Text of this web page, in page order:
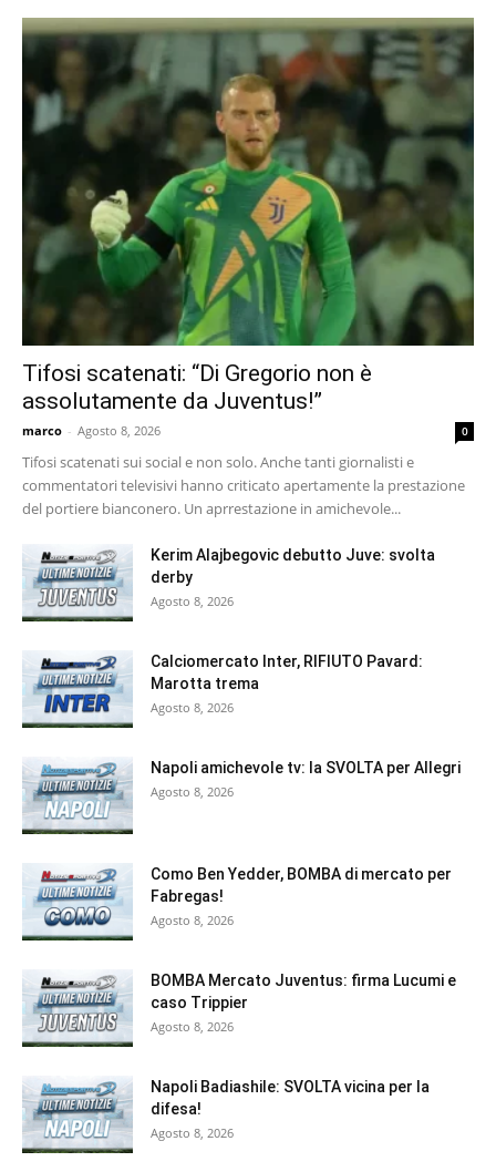
Tifosi scatenati: “Di Gregorio non è
assolutamente da Juventus!”
marco - Agosto 8, 2026 0
Tifosi scatenati sui social e non solo. Anche tanti giornalisti e
commentatori televisivi hanno criticato apertamente la prestazione
del portiere bianconero. Un aprrestazione in amichevole...
Kerim Alajbegovic debutto Juve: svolta
derby
Agosto 8, 2026
Calciomercato Inter, RIFIUTO Pavard:
Marotta trema
Agosto 8, 2026
Napoli amichevole tv: la SVOLTA per Allegri
Agosto 8, 2026
Como Ben Yedder, BOMBA di mercato per
Fabregas!
Agosto 8, 2026
BOMBA Mercato Juventus: firma Lucumi e
caso Trippier
Agosto 8, 2026
Napoli Badiashile: SVOLTA vicina per la
difesa!
Agosto 8, 2026